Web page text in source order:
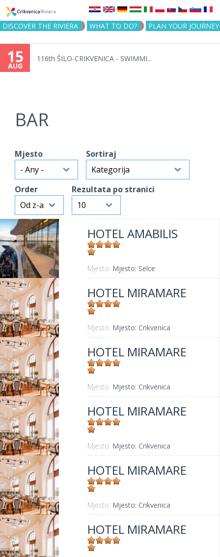
Jump to navigation
DISCOVER THE RIVIERA WHAT TO DO? PLAN YOUR JOURNEY
15
AUG
116th ŠILO-CRIKVENICA - SWIMMI...
BAR
Mjesto Sortiraj
Order Rezultata po stranici
HOTEL AMABILIS
Mjesto: Mjesto: Selce
Udaljenost od mora:
HOTEL MIRAMARE
Mjesto: Mjesto: Crikvenica
Udaljenost od mora:
HOTEL MIRAMARE
Mjesto: Mjesto: Crikvenica
Udaljenost od mora:
HOTEL MIRAMARE
Mjesto: Mjesto: Crikvenica
Udaljenost od mora:
HOTEL MIRAMARE
Mjesto: Mjesto: Crikvenica
Udaljenost od mora:
HOTEL MIRAMARE